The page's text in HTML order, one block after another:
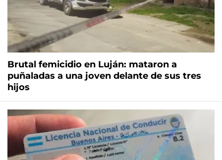
Brutal femicidio en Luján: mataron a
puñaladas a una joven delante de sus tres
hijos